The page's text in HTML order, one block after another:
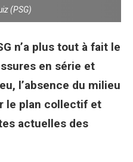
(PSG)
n’a plus tout à fait le
en série et
l’absence du milieu
le plan collectif et
actuelles des